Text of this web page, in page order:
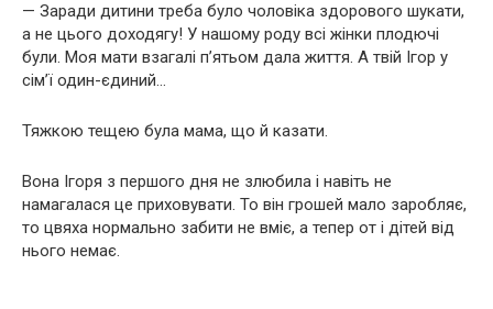
— Заради дитини треба було чоловіка здорового шукати,
а не цього доходягу! У нашому роду всі жінки плодючі
були. Моя мати взагалі п’ятьом дала життя. А твій Ігор у
сім’ї один-єдиний…
Тяжкою тещею була мама, що й казати.
Вона Ігоря з першого дня не злюбила і навіть не
намагалася це приховувати. То він грошей мало заробляє,
то цвяха нормально забити не вміє, а тепер от і дітей від
нього немає.